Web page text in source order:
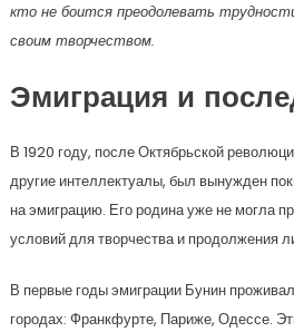
кто не боится преодолевать
своим творчеством.
Эмиграция и
В 1920 году, после Октябрьской
другие интеллектуалы, был вынужден
на эмиграцию. Его родина уже не могла
условий для творчества и продолжения
В первые годы эмиграции Бунин
городах: Франкфурте, Париже, Одессе.